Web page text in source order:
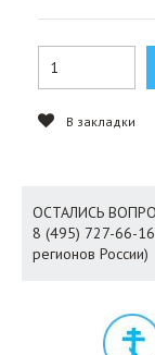
В закладки
ОСТАЛИСЬ
8 (495) 727-66-
регионов России)